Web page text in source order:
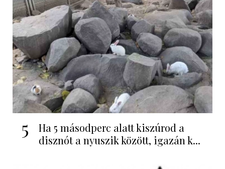
5
Ha 5 másodperc alatt kiszúrod a
disznót a nyuszik között, igazán k...